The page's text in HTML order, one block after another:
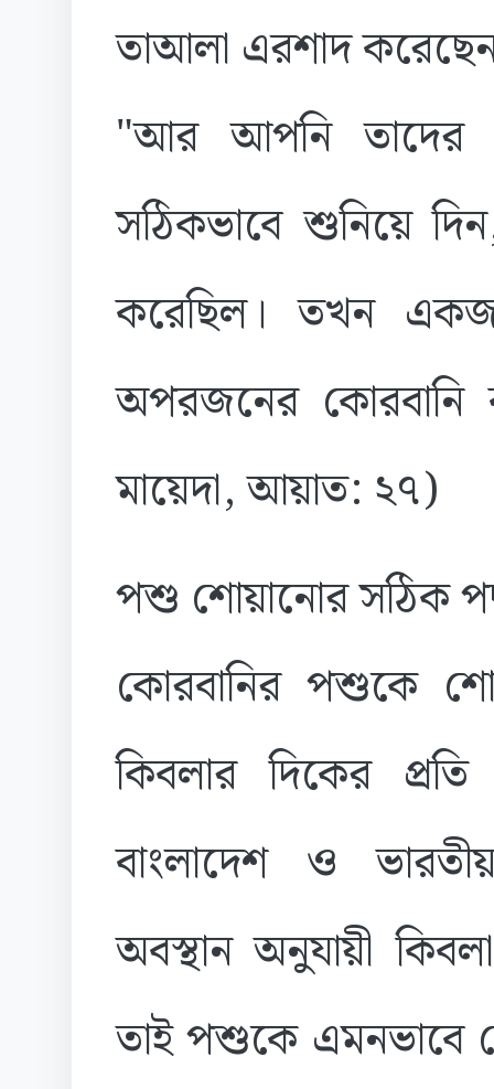
তাআলা এরশাদ
​"আর আপনি তাদের
সঠিকভাবে শুনিয়ে
করেছিল। তখন
অপরজনের
মায়েদা, আয়াত: ২৭)
​পশু শোয়ানোর সঠিক
​কোরবানির পশুকে
কিবলার দিকের
বাংলাদেশ ও
অবস্থান অনুযায়ী
তাই পশুকে এমনভাবে